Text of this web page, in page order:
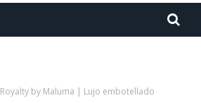
Royalty by Maluma | Lujo embotellado